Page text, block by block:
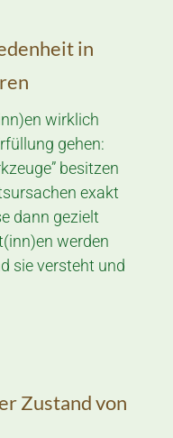
in
wirk­lich
gehen:
besitzen
exakt
dann gezielt
werden
sie ver­steht und
Zu­stand von